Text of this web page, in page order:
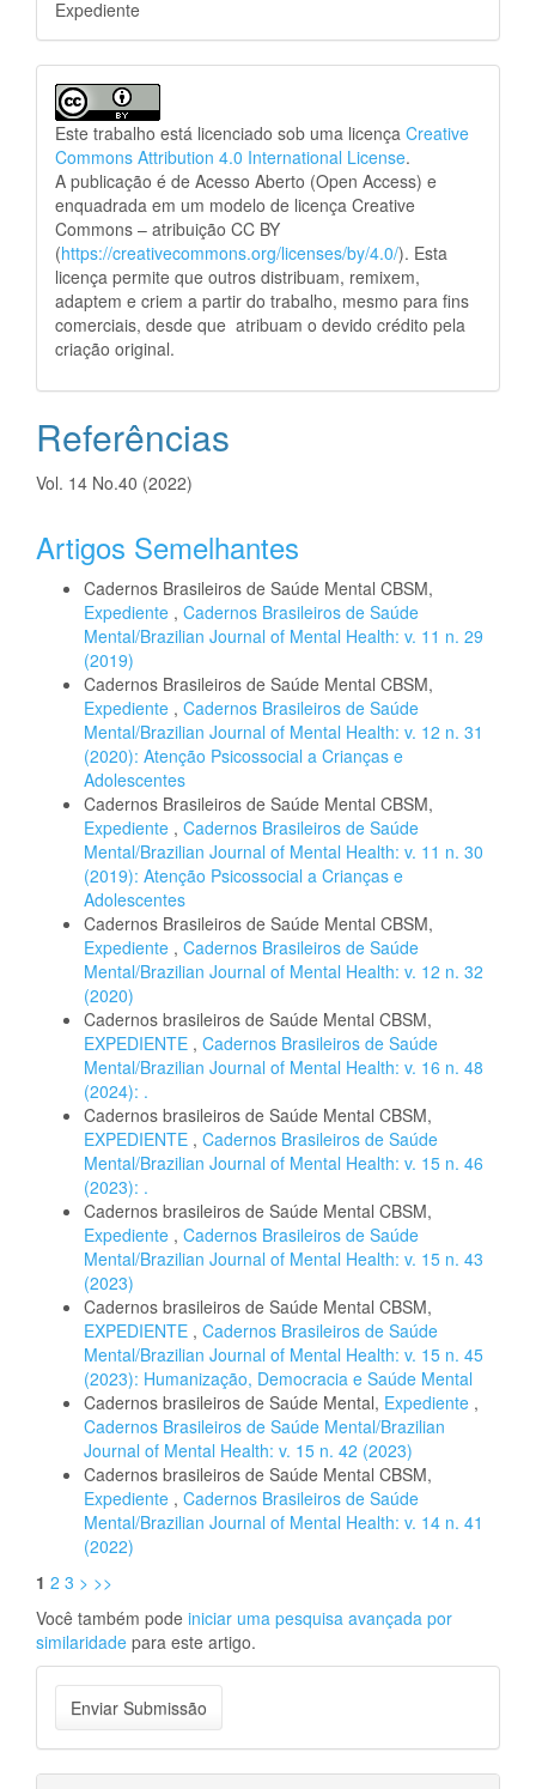
Expediente
Este trabalho está licenciado sob uma licença Creative
Commons Attribution 4.0 International License.
A publicação é de Acesso Aberto (Open Access) e
enquadrada em um modelo de licença Creative
Commons – atribuição CC BY
(https://creativecommons.org/licenses/by/4.0/). Esta
licença permite que outros distribuam, remixem,
adaptem e criem a partir do trabalho, mesmo para fins
comerciais, desde que atribuam o devido crédito pela
criação original.
Referências
Vol. 14 No.40 (2022)
Artigos Semelhantes
Cadernos Brasileiros de Saúde Mental CBSM,
Expediente , Cadernos Brasileiros de Saúde
Mental/Brazilian Journal of Mental Health: v. 11 n. 29
(2019)
Cadernos Brasileiros de Saúde Mental CBSM,
Expediente , Cadernos Brasileiros de Saúde
Mental/Brazilian Journal of Mental Health: v. 12 n. 31
(2020): Atenção Psicossocial a Crianças e
Adolescentes
Cadernos Brasileiros de Saúde Mental CBSM,
Expediente , Cadernos Brasileiros de Saúde
Mental/Brazilian Journal of Mental Health: v. 11 n. 30
(2019): Atenção Psicossocial a Crianças e
Adolescentes
Cadernos Brasileiros de Saúde Mental CBSM,
Expediente , Cadernos Brasileiros de Saúde
Mental/Brazilian Journal of Mental Health: v. 12 n. 32
(2020)
Cadernos brasileiros de Saúde Mental CBSM,
EXPEDIENTE , Cadernos Brasileiros de Saúde
Mental/Brazilian Journal of Mental Health: v. 16 n. 48
(2024): .
Cadernos brasileiros de Saúde Mental CBSM,
EXPEDIENTE , Cadernos Brasileiros de Saúde
Mental/Brazilian Journal of Mental Health: v. 15 n. 46
(2023): .
Cadernos brasileiros de Saúde Mental CBSM,
Expediente , Cadernos Brasileiros de Saúde
Mental/Brazilian Journal of Mental Health: v. 15 n. 43
(2023)
Cadernos brasileiros de Saúde Mental CBSM,
EXPEDIENTE , Cadernos Brasileiros de Saúde
Mental/Brazilian Journal of Mental Health: v. 15 n. 45
(2023): Humanização, Democracia e Saúde Mental
Cadernos brasileiros de Saúde Mental, Expediente ,
Cadernos Brasileiros de Saúde Mental/Brazilian
Journal of Mental Health: v. 15 n. 42 (2023)
Cadernos brasileiros de Saúde Mental CBSM,
Expediente , Cadernos Brasileiros de Saúde
Mental/Brazilian Journal of Mental Health: v. 14 n. 41
(2022)
1 2 3 > >>
Você também pode iniciar uma pesquisa avançada por
similaridade para este artigo.
Enviar
Submissão
Enviar Submissão